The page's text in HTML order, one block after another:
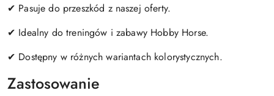
✔ Pasuje do przeszkód z naszej oferty.
✔ Idealny do treningów i zabawy Hobby Horse.
✔ Dostępny w różnych wariantach kolorystycznych.
Zastosowanie